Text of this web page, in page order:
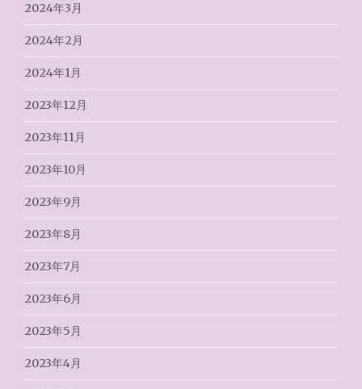
2024年3月
2024年2月
2024年1月
2023年12月
2023年11月
2023年10月
2023年9月
2023年8月
2023年7月
2023年6月
2023年5月
2023年4月